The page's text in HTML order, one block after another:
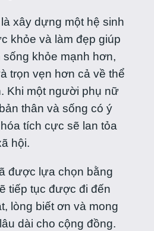
xây dựng một hệ sinh
khỏe và làm đẹp giúp
khỏe mạnh hơn,
trọn vẹn hơn cả về thể
Khi một người phụ nữ
thân và sống có ý
tích cực sẽ lan tỏa
hội.
được lựa chọn bằng
tiếp tục được đi đến
lòng biết ơn và mong
dài cho cộng đồng.